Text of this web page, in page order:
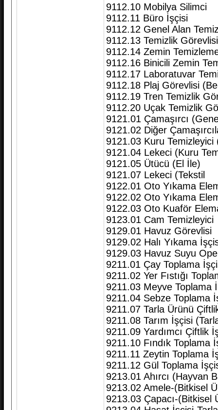
9112.10 Mobilya Silimci
9112.11 Büro İşçisi
9112.12 Genel Alan
9112.13 Temizlik
9112.14 Zemin
9112.16 Binicili Zemin
9112.17 Laboratuvar
9112.18 Plaj Görevlisi
9112.19 Tren Temizlik
9112.20 Uçak Temizlik
9121.01 Çamaşırcı
9121.02 Diğer
9121.03 Kuru Temizleyici
9121.04 Lekeci (Kuru
9121.05 Ütücü (El İle)
9121.07 Lekeci (Tekstil
9122.01 Oto Yıkama
9122.02 Oto Yıkama
9122.03 Oto Kuaför
9123.01 Cam Temizleyici
9129.01 Havuz Görevlisi
9129.02 Halı Yıkama
9129.03 Havuz Suyu
9211.01 Çay Toplama
9211.02 Yer Fıstığı
9211.03 Meyve Toplama
9211.04 Sebze Toplama
9211.07 Tarla Ürünü
9211.08 Tarım İşçisi
9211.09 Yardımcı Çiftlik
9211.10 Fındık Toplama
9211.11 Zeytin Toplama
9211.12 Gül Toplama
9213.01 Ahırcı (Hayvan
9213.02 Amele-(Bitkisel
9213.03 Çapacı-(Bitkisel